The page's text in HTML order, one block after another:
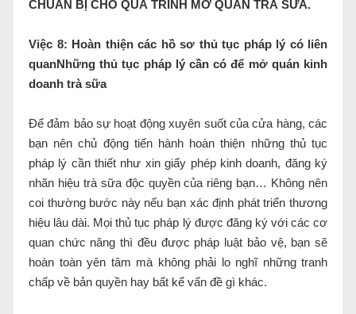
CHUẨN BỊ CHO QUÁ TRÌNH MỞ QUÁN TRÀ SỮA.
Việc 8: Hoàn thiện các hồ sơ thủ tục pháp lý có liên
quanNhững thủ tục pháp lý cần có để mở quán kinh
doanh trà sữa
Để đảm bảo sự hoạt động xuyên suốt của cửa hàng, các
bạn nên chủ động tiến hành hoàn thiện những thủ tục
pháp lý cần thiết như xin giấy phép kinh doanh, đăng ký
nhãn hiệu trà sữa độc quyền của riêng bạn… Không nên
coi thường bước này nếu bạn xác định phát triển thương
hiệu lâu dài. Mọi thủ tục pháp lý được đăng ký với các cơ
quan chức năng thì đều được pháp luật bảo vệ, bạn sẽ
hoàn toàn yên tâm mà không phải lo nghĩ những tranh
chấp về bản quyền hay bất kể vấn đề gì khác.